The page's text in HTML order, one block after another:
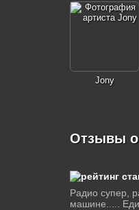
Jony
Отзывы
Радио супер,
машине.....